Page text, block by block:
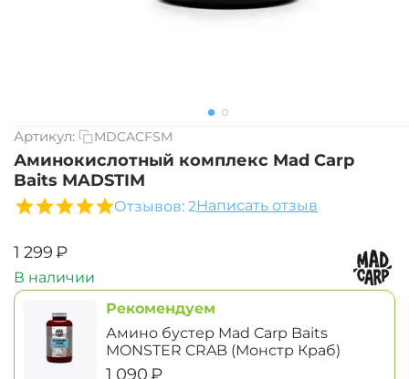
Артикул: MDCACFSM
Аминокислотный комплекс Mad Carp
Baits MADSTIM
Отзывов: 2Написать отзыв
‍1 299‍₽
В наличии
Рекомендуем
Амино бустер Mad Carp Baits
MONSTER CRAB (Монстр Краб)
‍1 090‍₽